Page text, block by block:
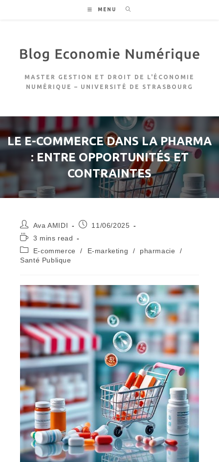
MENU
MASTER GESTION ET DROIT DE L'ÉCONOMIE
NUMÉRIQUE – UNIVERSITÉ DE STRASBOURG
LE E-COMMERCE DANS LA PHARMA
: ENTRE OPPORTUNITÉS ET
CONTRAINTES
Auteur/autrice
de
la
publication :
Ava AMIDI
Publication
11/06/2025
Temps
de
lecture :
3 mins read
Post
category:
E-commerce / E-marketing / pharmacie
/
Santé Publique